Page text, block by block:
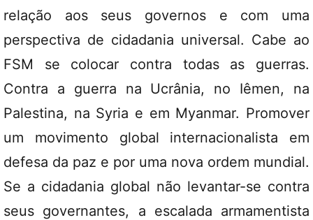
relação aos seus governos e com uma
perspectiva de cidadania universal. Cabe ao
FSM se colocar contra todas as guerras.
Contra a guerra na Ucrânia, no Iêmen, na
Palestina, na Syria e em Myanmar. Promover
um movimento global internacionalista em
defesa da paz e por uma nova ordem mundial.
Se a cidadania global não levantar-se contra
seus governantes, a escalada armamentista